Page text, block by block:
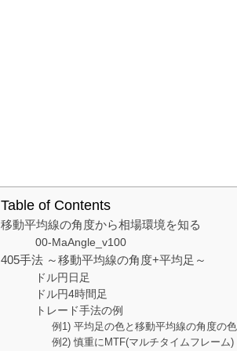
Table of Contents
移動平均線の角度から相場環境を知る
00-MaAngle_v100
405手法 ～移動平均線の角度+平均足～
ドル円日足
ドル円4時間足
トレード手法の例
例1) 平均足の色と移動平均線の角度の
例2) 慎重にMTF(マルチタイムフレーム)